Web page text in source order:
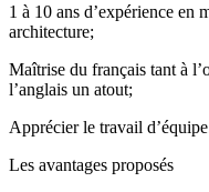
1 à 10 ans d’expérience en
architecture;
Maîtrise du français tant à
l’anglais un atout;
Apprécier le travail
Les avantages proposés